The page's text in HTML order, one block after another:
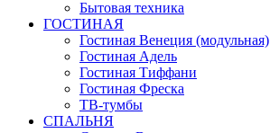
Бытовая техника
ГОСТИНАЯ
Гостиная Венеция (модульная)
Гостиная Адель
Гостиная Тиффани
Гостиная Фреска
ТВ-тумбы
СПАЛЬНЯ